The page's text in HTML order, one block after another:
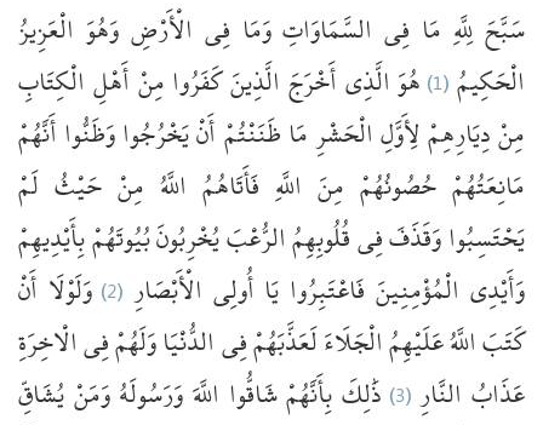
سَبَّحَ لِلَّهِ مَا فِي السَّمَاوَاتِ وَمَا فِي الْأَرْضِ وَهُوَ الْعَزِيزُ
الْحَكِيمُ(1) هُوَالَّذِيأَخْرَجَالَّذِينَكَفَرُوامِنْأَهْلِالْكِتَابِ
مِنْدِيَارِهِمْلِأَوَّلِالْحَشْرِمَاظَنَنْتُمْأَنْيَخْرُجُواوَظَنُّواأَنَّهُمْ
مَانِعَتُهُمْ حُصُونُهُمْ مِنَ اللَّهِ فَأَتَاهُمُ اللَّهُ مِنْ حَيْثُ لَمْ
يَحْتَسِبُواوَقَذَفَفِيقُلُوبِهِمُالرُّعْبَيُخْرِبُونَبُيُوتَهُمْبِأَيْدِيهِمْ
وَأَيْدِي الْمُؤْمِنِينَ فَاعْتَبِرُوا يَا أُولِي الْأَبْصَارِ(2) وَلَوْلَا أَنْ
كَتَبَاللَّهُعَلَيْهِمُالْجَلَاءَلَعَذَّبَهُمْفِيالدُّنْيَاوَلَهُمْفِيالْاخِرَةِ
عَذَابُ النَّارِ(3) ذَٰلِكَبِأَنَّهُمْشَاقُّوا اللَّهَوَرَسُولَهُوَمَنْيُشَاقِّ